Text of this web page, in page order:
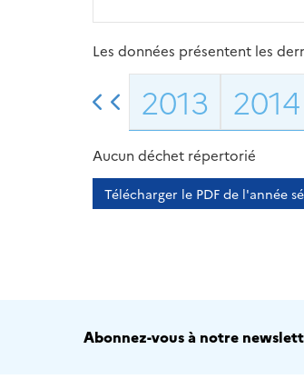
Les données présentent les
2013 2014
Aucun déchet répertorié
Télécharger le PDF de l'année
Abonnez-vous à notre